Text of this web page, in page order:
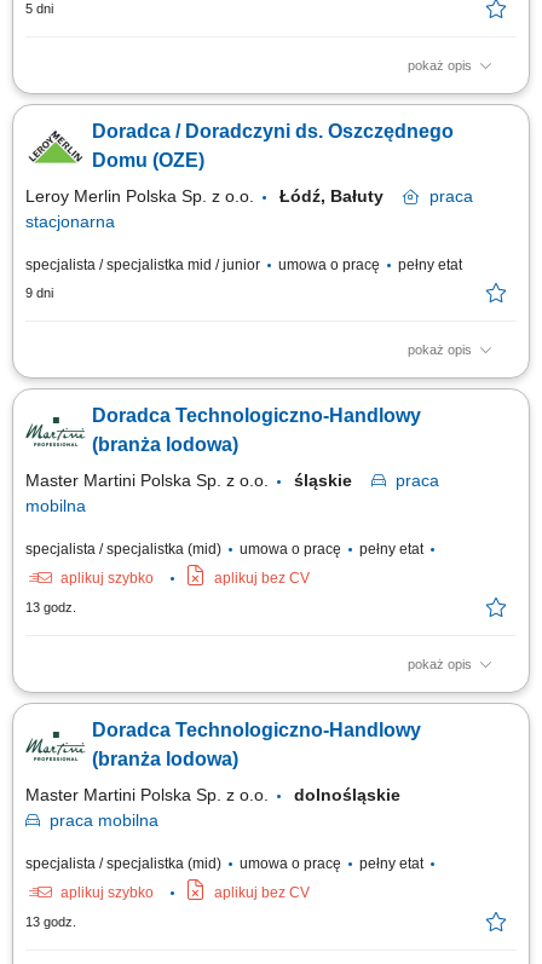
5 dni
pokaż opis
Opis stanowiska rozwijanie współpracy z klientami biznesowymi poprzez
reklamowych oraz rekomendowanie działań zwiększających ich
skuteczność, identyfikowanie możliwości rozwoju kont i pozyskiwania
Doradca / Doradczyni ds. Oszczędnego
Domu (OZE)
Leroy Merlin Polska Sp. z o.o. Łódź, Bałuty
praca
stacjonarna
specjalista / specjalistka mid / junior umowa o pracę pełny etat
9 dni
pokaż opis
Jakie zadania na Ciebie czekają? analizowanie potrzeb klientów;
termomodernizacją, OZE i ich sprzedaż; budowanie relacji z klientami i
wzmacnianie ich poprzez programy partnerskie i lojalnościowe; szkolenie
Doradca Technologiczno-Handlowy
(branża lodowa)
Master Martini Polska Sp. z o.o. śląskie
praca
mobilna
specjalista / specjalistka (mid) umowa o pracę
pełny etat
aplikuj szybko
aplikuj bez CV
13 godz.
pokaż opis
Twój obszar odpowiedzialności: Budowanie długofalowych, partnerskich
produktowe oraz prowadzenie prezentacji i pokazów u klientów. Udział w
targach, szkoleniach oraz kluczowych wydarzeniach branżowych.
Doradca Technologiczno-Handlowy
(branża lodowa)
Master Martini Polska Sp. z o.o.
dolnośląskie
praca mobilna
specjalista / specjalistka (mid) umowa o pracę
pełny etat
aplikuj szybko
aplikuj bez CV
13 godz.